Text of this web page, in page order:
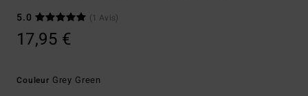
5.0
(1 Avis)
17,95 €
Couleur Grey Green